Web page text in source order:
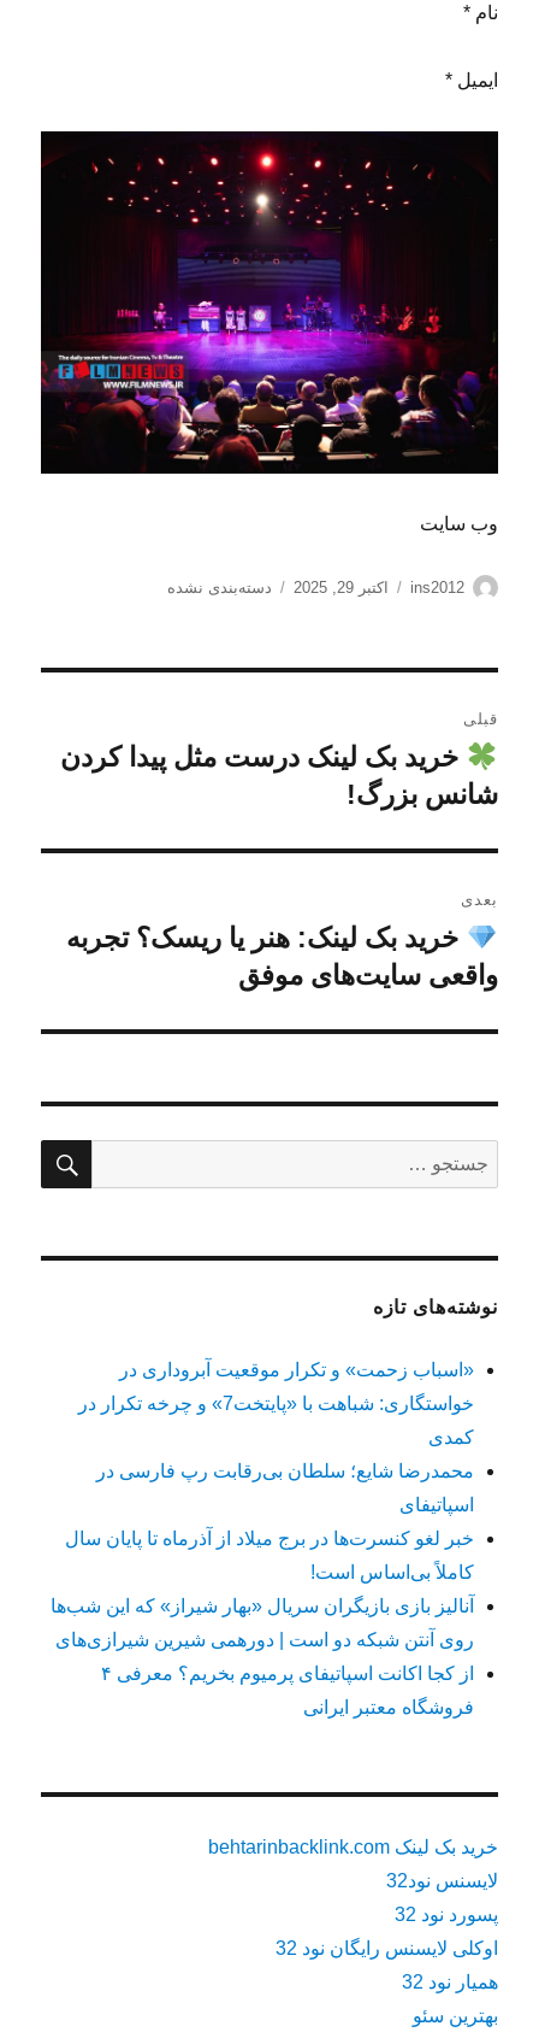
نام *
ایمیل *
وب‌ سایت
نویسنده
ins2012
ارسال
اکتبر 29, 2025 دسته‌ها
دسته‌بندی نشده
نوشته
قبلی
نوشته
قبلی:
خرید بک لینک درست مثل پیدا کردن
شانس بزرگ!
بعدی
نوشته
بعدی:
خرید بک لینک: هنر یا ریسک؟ تجربه
واقعی سایت‌های موفق
جستجو
برای:
نوشته‌های تازه
«اسباب زحمت» و تکرار موقعیت آبروداری در
خواستگاری: شباهت با «پایتخت7» و چرخه تکرار در
کمدی
محمدرضا شایع؛ سلطان بی‌رقابت رپ فارسی در
اسپاتیفای
خبر لغو کنسرت‌ها در برج میلاد از آذرماه تا پایان سال
کاملاً بی‌اساس است!
آنالیز بازی بازیگران سریال «بهار شیراز» که این شب‌ها
روی آنتن شبکه دو است | دورهمی شیرین شیرازی‌های
از کجا اکانت اسپاتیفای پرمیوم بخریم؟ معرفی ۴
فروشگاه معتبر ایرانی
خرید بک لینک behtarinbacklink.com
لایسنس نود32
پسورد نود 32
اوکلی لایسنس رایگان نود 32
همیار نود 32
بهترین سئو